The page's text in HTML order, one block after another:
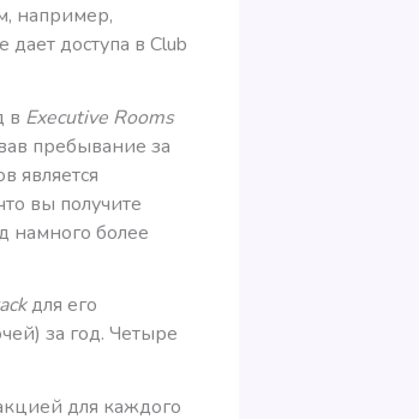
например,
доступа в Club
в Executive Rooms
пребывание за
является
вы получите
намного более
для его
за год. Четыре
для каждого